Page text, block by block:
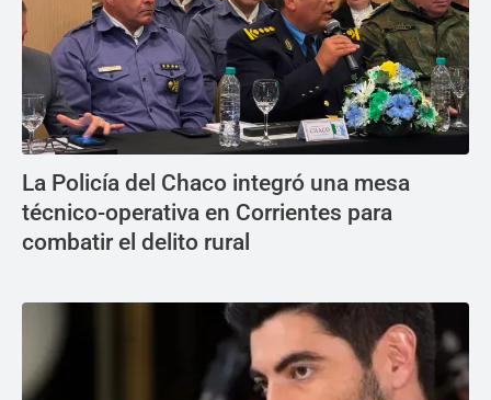
La Policía del Chaco integró una mesa
técnico-operativa en Corrientes para
combatir el delito rural